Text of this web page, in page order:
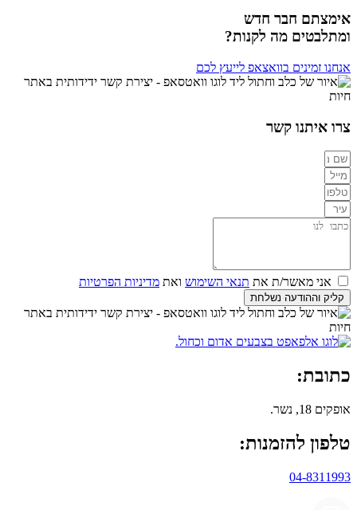
אימצתם חבר חדש
ומתלבטים מה לקנות?
אנחנו זמינים בוואצאפ לייעץ לכם
צרו איתנו קשר
אני מאשר/ת את תנאי השימוש ואת מדיניות הפרטיות
קליק וההודעה נשלחת
כתובת:
אופקים 18, נשר.
טלפון להזמנות:
04-8311993